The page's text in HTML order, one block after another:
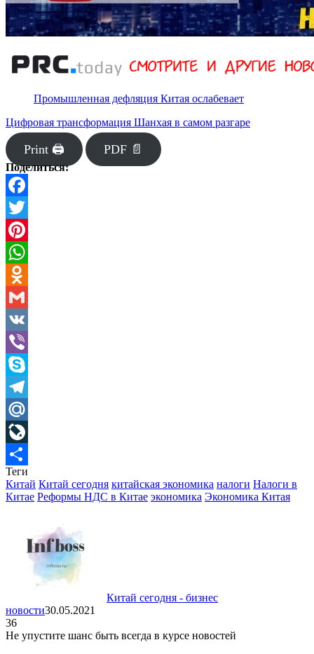
Промышленная дефляция Китая ослабевает
Цифровая трансформация Шанхая в самом разгаре
Print 🖨 PDF 📄
Поделиться:
Facebook
Twitter
Pinterest
WhatsApp
Odnoklassniki
Gmail
VK
Viber
Skype
Telegram
Mail.Ru
LiveJournal
Отправить
Теги
Китай Китай сегодня китайская экономика налоги Налоги в
Китае Реформы НДС в Китае экономика Экономика Китая
Китай сегодня - бизнес
новости30.05.2021
36
Не упустите шанс быть всегда в курсе новостей